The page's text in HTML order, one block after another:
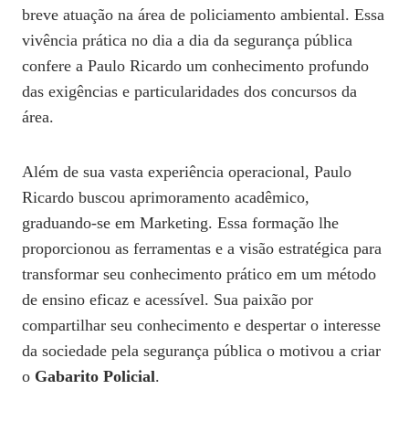
breve atuação na área de policiamento ambiental. Essa
vivência prática no dia a dia da segurança pública
confere a Paulo Ricardo um conhecimento profundo
das exigências e particularidades dos concursos da
área.
Além de sua vasta experiência operacional, Paulo
Ricardo buscou aprimoramento acadêmico,
graduando-se em Marketing. Essa formação lhe
proporcionou as ferramentas e a visão estratégica para
transformar seu conhecimento prático em um método
de ensino eficaz e acessível. Sua paixão por
compartilhar seu conhecimento e despertar o interesse
da sociedade pela segurança pública o motivou a criar
o Gabarito Policial.